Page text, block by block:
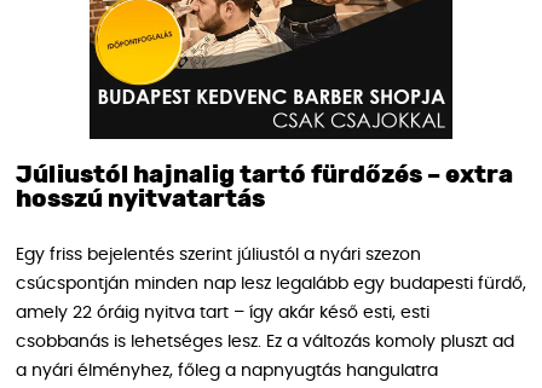
Júliustól hajnalig tartó fürdőzés – extra
hosszú nyitvatartás
Egy friss bejelentés szerint júliustól a nyári szezon
csúcspontján minden nap lesz legalább egy budapesti fürdő,
amely 22 óráig nyitva tart – így akár késő esti, esti
csobbanás is lehetséges lesz. Ez a változás komoly pluszt ad
a nyári élményhez, főleg a napnyugtás hangulatra